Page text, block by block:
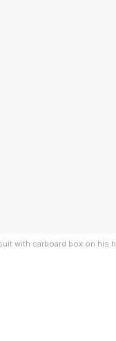
with carboard box on his